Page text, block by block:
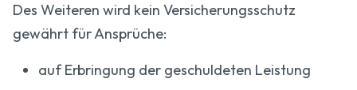
Des Weiteren wird kein Versicherungsschutz
gewährt für Ansprüche:
auf Erbringung der geschuldeten Leistung